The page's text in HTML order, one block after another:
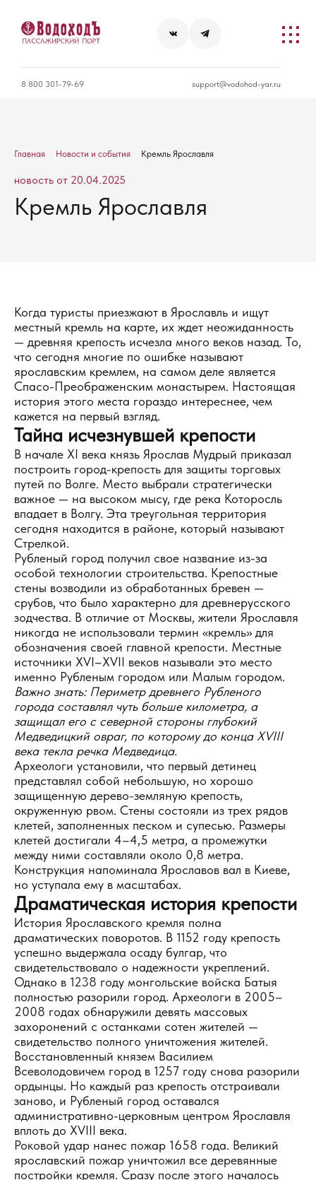
8 800 301-79-69 support@vodohod-yar.ru
Главная Новости и события Кремль Ярославля
новость от 20.04.2025
Кремль Ярославля
Когда туристы приезжают в Ярославль и ищут
местный кремль на карте, их ждет неожиданность
— древняя крепость исчезла много веков назад. То,
что сегодня многие по ошибке называют
ярославским кремлем, на самом деле является
Спасо-Преображенским монастырем. Настоящая
история этого места гораздо интереснее, чем
кажется на первый взгляд.
Тайна исчезнувшей крепости
В начале XI века князь Ярослав Мудрый приказал
построить город-крепость для защиты торговых
путей по Волге. Место выбрали стратегически
важное — на высоком мысу, где река Которосль
впадает в Волгу. Эта треугольная территория
сегодня находится в районе, который называют
Стрелкой.
Рубленый город получил свое название из-за
особой технологии строительства. Крепостные
стены возводили из обработанных бревен —
срубов, что было характерно для древнерусского
зодчества. В отличие от Москвы, жители Ярославля
никогда не использовали термин «кремль» для
обозначения своей главной крепости. Местные
источники XVI–XVII веков называли это место
именно Рубленым городом или Малым городом.
Важно знать: Периметр древнего Рубленого
города составлял чуть больше километра, а
защищал его с северной стороны глубокий
Медведицкий овраг, по которому до конца XVIII
века текла речка Медведица.
Археологи установили, что первый детинец
представлял собой небольшую, но хорошо
защищенную дерево-земляную крепость,
окруженную рвом. Стены состояли из трех рядов
клетей, заполненных песком и супесью. Размеры
клетей достигали 4–4,5 метра, а промежутки
между ними составляли около 0,8 метра.
Конструкция напоминала Ярославов вал в Киеве,
но уступала ему в масштабах.
Драматическая история крепости
История Ярославского кремля полна
драматических поворотов. В 1152 году крепость
успешно выдержала осаду булгар, что
свидетельствовало о надежности укреплений.
Однако в 1238 году монгольские войска Батыя
полностью разорили город. Археологи в 2005–
2008 годах обнаружили девять массовых
захоронений с останками сотен жителей —
свидетельство полного уничтожения жителей.
Восстановленный князем Василием
Всеволодовичем город в 1257 году снова разорили
ордынцы. Но каждый раз крепость отстраивали
заново, и Рубленый город оставался
административно-церковным центром Ярославля
вплоть до XVIII века.
Роковой удар нанес пожар 1658 года. Великий
ярославский пожар уничтожил все деревянные
постройки кремля. Сразу после этого началось